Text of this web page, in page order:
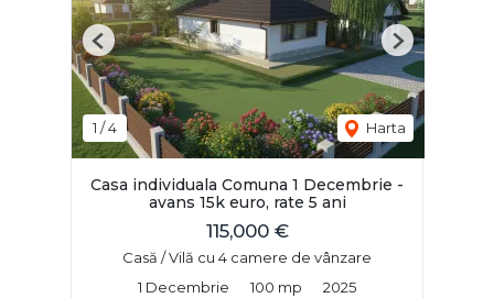
1 /4 Harta
Previous Next
Casa individuala Comuna 1 Decembrie -
avans 15k euro, rate 5 ani
115,000 €
Casă / Vilă cu 4 camere de vânzare
1 Decembrie
100 mp 2025